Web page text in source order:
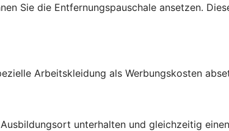
Sie die Entfernungspauschale ansetzen.
Arbeitskleidung als Werbungskosten
unterhalten und gleichzeitig